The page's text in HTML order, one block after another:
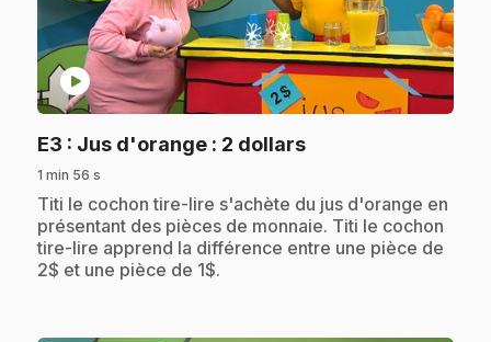
play_circle
E3 : Jus d'orange : 2 dollars.
1 min 56 s
.Titi le cochon tire-lire s'achète du jus d'orange en
présentant des pièces de monnaie. Titi le cochon
tire-lire apprend la différence entre une pièce de
2$ et une pièce de 1$.